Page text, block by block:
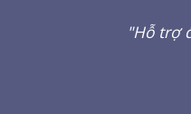
"Hỗ trợ